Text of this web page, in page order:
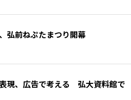
弘前ねぷたまつり開幕
現、広告で考える 弘大資料館で